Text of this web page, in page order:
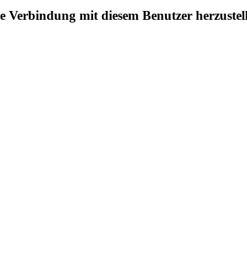
Verbindung mit diesem Benutzer